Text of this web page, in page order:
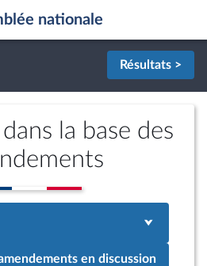
nationale
Résultats >
la base des
en discussion